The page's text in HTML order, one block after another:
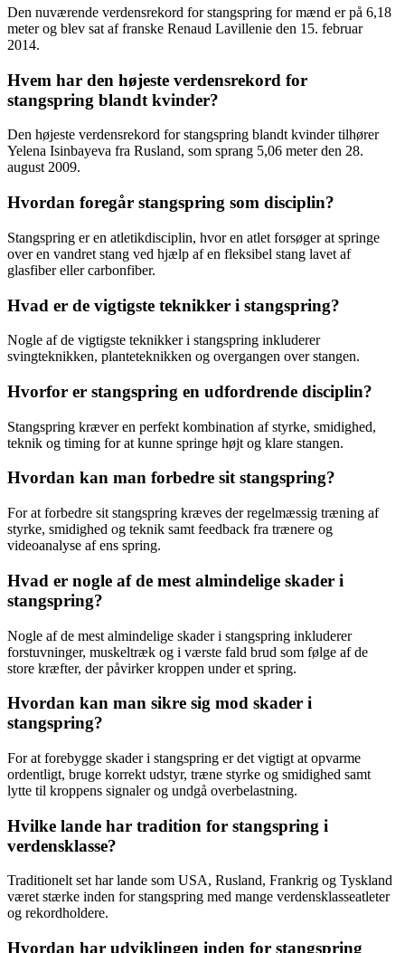
Den nuværende verdensrekord for stangspring for mænd er på 6,18
meter og blev sat af franske Renaud Lavillenie den 15. februar
2014.
Hvem har den højeste verdensrekord for
stangspring blandt kvinder?
Den højeste verdensrekord for stangspring blandt kvinder tilhører
Yelena Isinbayeva fra Rusland, som sprang 5,06 meter den 28.
august 2009.
Hvordan foregår stangspring som disciplin?
Stangspring er en atletikdisciplin, hvor en atlet forsøger at springe
over en vandret stang ved hjælp af en fleksibel stang lavet af
glasfiber eller carbonfiber.
Hvad er de vigtigste teknikker i stangspring?
Nogle af de vigtigste teknikker i stangspring inkluderer
svingteknikken, planteteknikken og overgangen over stangen.
Hvorfor er stangspring en udfordrende disciplin?
Stangspring kræver en perfekt kombination af styrke, smidighed,
teknik og timing for at kunne springe højt og klare stangen.
Hvordan kan man forbedre sit stangspring?
For at forbedre sit stangspring kræves der regelmæssig træning af
styrke, smidighed og teknik samt feedback fra trænere og
videoanalyse af ens spring.
Hvad er nogle af de mest almindelige skader i
stangspring?
Nogle af de mest almindelige skader i stangspring inkluderer
forstuvninger, muskeltræk og i værste fald brud som følge af de
store kræfter, der påvirker kroppen under et spring.
Hvordan kan man sikre sig mod skader i
stangspring?
For at forebygge skader i stangspring er det vigtigt at opvarme
ordentligt, bruge korrekt udstyr, træne styrke og smidighed samt
lytte til kroppens signaler og undgå overbelastning.
Hvilke lande har tradition for stangspring i
verdensklasse?
Traditionelt set har lande som USA, Rusland, Frankrig og Tyskland
været stærke inden for stangspring med mange verdensklasseatleter
og rekordholdere.
Hvordan har udviklingen inden for stangspring